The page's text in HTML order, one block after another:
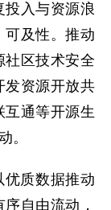
投入与资源浪
可及性。推动
社区技术安全
发资源开放共
通等开源生
。
优质数据推动
自由流动，